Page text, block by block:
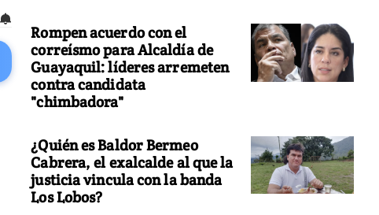
Rompen acuerdo con el
correísmo para Alcaldía de
Guayaquil: líderes arremeten
contra candidata
"chimbadora"
¿Quién es Baldor Bermeo
Cabrera, el exalcalde al que la
justicia vincula con la banda
Los Lobos?